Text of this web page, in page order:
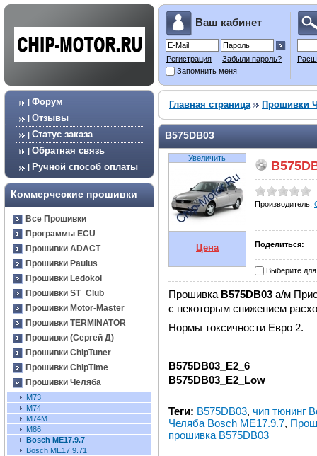
Ваш кабинет
Регистрация
Забыли пароль?
Запомнить меня
| Форум
| Отзывы
| Статус заказа
| Обратная связь
| Ручной способ оплаты
Коммерческие прошивки
Все Прошивки
Программы ECU
Прошивки ADACT
Прошивки Paulus
Прошивки Ledokol
Прошивки ST_Club
Прошивки Motor-Master
Прошивки TERMINATOR
Прошивки (Сергей Д)
Прошивки ChipTuner
Прошивки ChipTime
Прошивки Челяба
М73
M74
M74M
M86
Bosch ME17.9.7
Bosch ME17.9.71
Главная страница Прошивки
B575DB03
Увеличить
Цена
Производитель:
Поделиться:
Выберите
Прошивка B575DB03 а/м
с некоторым снижением
Нормы токсичности Евро 2.
B575DB03_E2_6
B575DB03_E2_Low
Теги: B575DB03, чип тюнинг
Челяба Bosch ME17.9.7,
прошивка B575DB03